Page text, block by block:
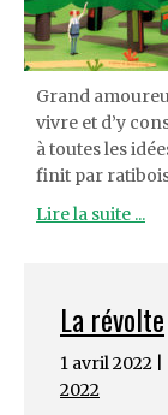
Grand
vivre et d’y
à toutes les
finit par
Lire la suite ...
La révolte
1 avril 2022
2022